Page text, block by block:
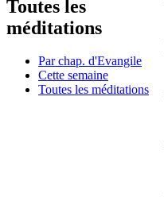
Toutes les
méditations
Par chap. d'Evangile
Cette semaine
Toutes les méditations